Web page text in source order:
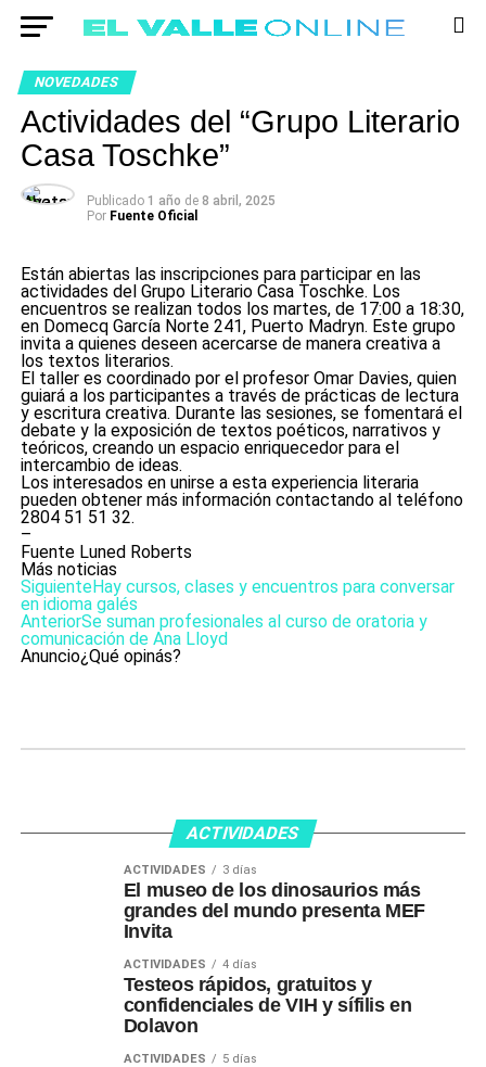
NOVEDADES
Actividades del “Grupo Literario
Casa Toschke”
Publicado 1 año de 8 abril, 2025
Por Fuente Oficial
Están abiertas las inscripciones para participar en las
actividades del Grupo Literario Casa Toschke. Los
encuentros se realizan todos los martes, de 17:00 a 18:30,
en Domecq García Norte 241, Puerto Madryn. Este grupo
invita a quienes deseen acercarse de manera creativa a
los textos literarios.
El taller es coordinado por el profesor Omar Davies, quien
guiará a los participantes a través de prácticas de lectura
y escritura creativa. Durante las sesiones, se fomentará el
debate y la exposición de textos poéticos, narrativos y
teóricos, creando un espacio enriquecedor para el
intercambio de ideas.
Los interesados en unirse a esta experiencia literaria
pueden obtener más información contactando al teléfono
2804 51 51 32.
–
Fuente Luned Roberts
Más noticias
SiguienteHay cursos, clases y encuentros para conversar
en idioma galés
AnteriorSe suman profesionales al curso de oratoria y
comunicación de Ana Lloyd
Anuncio¿Qué opinás?
ACTIVIDADES
ACTIVIDADES 3 días
El museo de los dinosaurios más
grandes del mundo presenta MEF
Invita
ACTIVIDADES 4 días
Testeos rápidos, gratuitos y
confidenciales de VIH y sífilis en
Dolavon
ACTIVIDADES 5 días